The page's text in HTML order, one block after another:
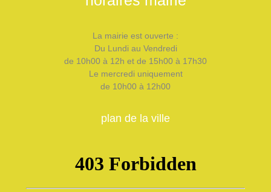
La mairie est ouverte :
Du Lundi au Vendredi
de 10h00 à 12h et de 15h00 à 17h30
Le mercredi uniquement
de 10h00 à 12h00
plan de la ville